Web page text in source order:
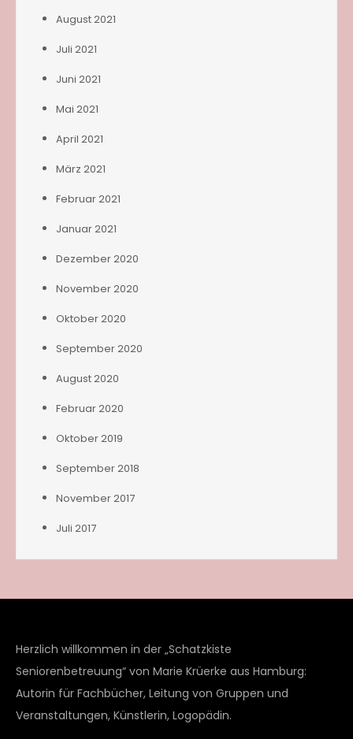
August 2021
Juli 2021
Juni 2021
Mai 2021
April 2021
März 2021
Februar 2021
Januar 2021
Dezember 2020
November 2020
Oktober 2020
September 2020
August 2020
Februar 2020
Oktober 2019
September 2018
November 2017
Juli 2017
Herzlich willkommen in der „Schatzkiste
Seniorenbetreuung“ von Marie Krüerke aus Hamburg:
Autorin für Fachbücher, Leitung von Gruppen und
Veranstaltungen, Künstlerin, Logopädin.